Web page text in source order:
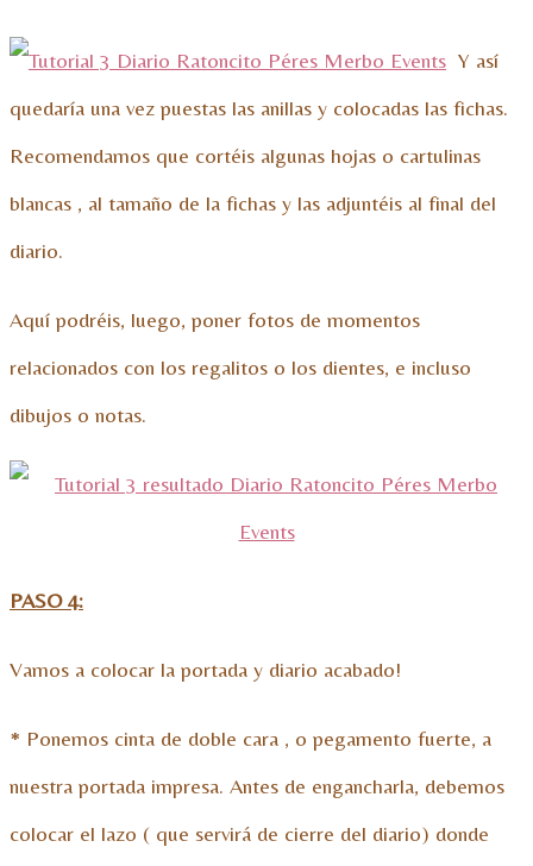
Y así
quedaría una vez puestas las anillas y colocadas las fichas.
Recomendamos que cortéis algunas hojas o cartulinas
blancas , al tamaño de la fichas y las adjuntéis al final del
diario.
Aquí podréis, luego, poner fotos de momentos
relacionados con los regalitos o los dientes, e incluso
dibujos o notas.
PASO 4:
Vamos a colocar la portada y diario acabado!
* Ponemos cinta de doble cara , o pegamento fuerte, a
nuestra portada impresa. Antes de engancharla, debemos
colocar el lazo ( que servirá de cierre del diario) donde